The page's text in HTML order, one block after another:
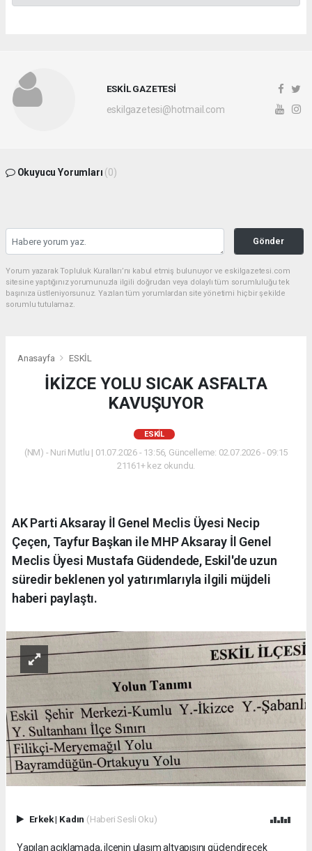
ESKİL GAZETESİ
eskilgazetesi@hotmail.com
Okuyucu Yorumları (0)
Gönder
Yorum yazarak Topluluk Kuralları’nı kabul etmiş bulunuyor ve eskilgazetesi.com
sitesine yaptığınız yorumunuzla ilgili doğrudan veya dolaylı tüm sorumluluğu tek
başınıza üstleniyorsunuz. Yazılan tüm yorumlardan site yönetimi hiçbir şekilde
sorumlu tutulamaz.
Anasayfa ESKİL
İKİZCE YOLU SICAK ASFALTA
KAVUŞUYOR
ESKİL
(NM) - Nuri Mutlu | 01.07.2026 - 13:56, Güncelleme: 02.07.2026 - 09:15
21161+ kez okundu.
AK Parti Aksaray İl Genel Meclis Üyesi Necip
Çeçen, Tayfur Başkan ile MHP Aksaray İl Genel
Meclis Üyesi Mustafa Güdendede, Eskil'de uzun
süredir beklenen yol yatırımlarıyla ilgili müjdeli
haberi paylaştı.
Erkek| Kadın (Haberi Sesli Oku)
Yapılan açıklamada, ilçenin ulaşım altyapısını güçlendirecek